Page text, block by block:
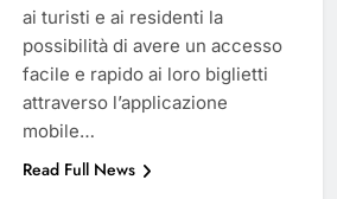
Meteo a Savignano Irpino!
2 Anni Ago
Test IT-alert l’11 ottobre:
messaggio sui cellulari anche a
Savignano
2 Anni Ago
ai turisti e ai residenti la
possibilità di avere un accesso
facile e rapido ai loro biglietti
attraverso l’applicazione
mobile…
Read Full News